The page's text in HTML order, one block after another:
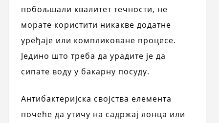
побољшали квалитет течности, не
морате користити никакве додатне
уређаје или компликоване процесе.
Једино што треба да урадите је да
сипате воду у бакарну посуду.
Антибактеријска својства елемента
почеће да утичу на садржај лонца или